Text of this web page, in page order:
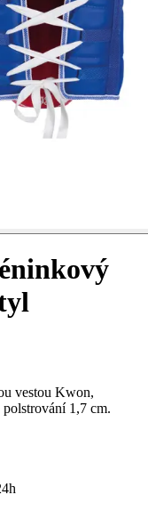
vestou Kwon,
1,7 cm.